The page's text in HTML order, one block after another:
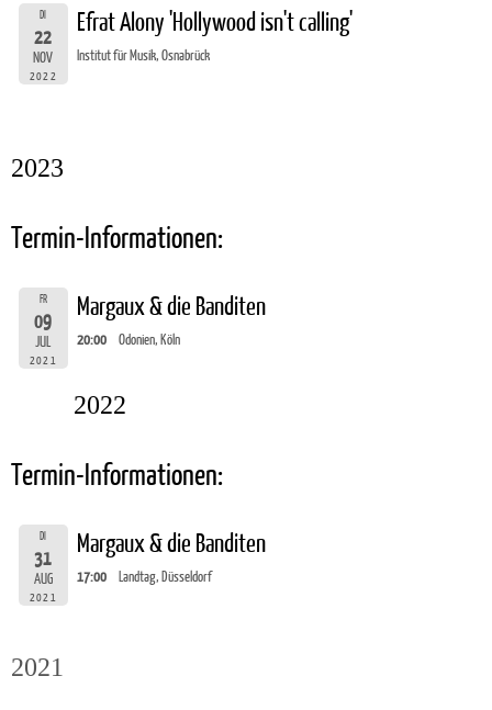
DI
22
NOV
2022
Efrat Alony 'Hollywood isn't calling'
Institut für Musik, Osnabrück
2023
Termin-Informationen:
FR
09
JUL
2021
Margaux & die Banditen
20:00 Odonien, Köln
2022
Termin-Informationen:
DI
31
AUG
2021
Margaux & die Banditen
17:00 Landtag, Düsseldorf
2021